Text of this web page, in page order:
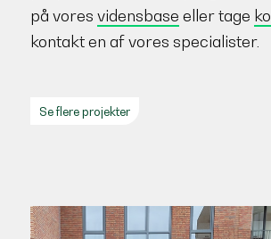
på vores vidensbase eller tage
kontakt en af vores specialister.
Se flere projekter